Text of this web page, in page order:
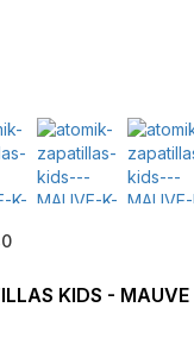
KIDS - MAUVE